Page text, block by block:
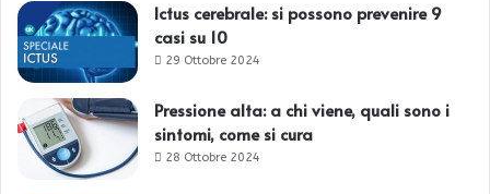
Ictus cerebrale: si possono prevenire 9
casi su 10
29 Ottobre 2024
Pressione alta: a chi viene, quali sono i
sintomi, come si cura
28 Ottobre 2024